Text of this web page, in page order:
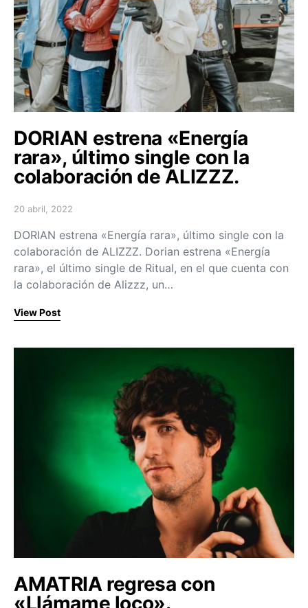
DORIAN estrena «Energía
rara», último single con la
colaboración de ALIZZZ.
Posted on
20 abril, 2022
DORIAN estrena «Energía rara», último single con la
colaboración de ALIZZZ. Dorian estrena «Energía
rara», el último single de Ritual, en el que cuenta con
la colaboración de Alizzz, un…
View Post
AMATRIA regresa con
«Llámame loco».